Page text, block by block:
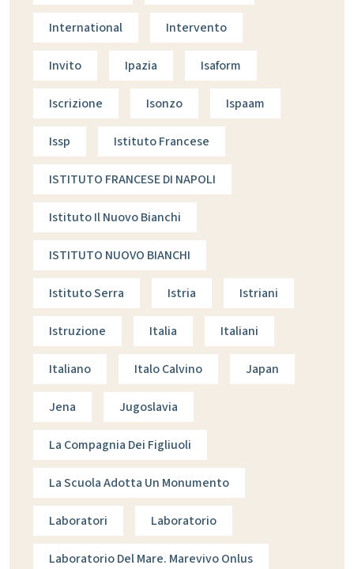
International Intervento
Invito Ipazia Isaform
Iscrizione Isonzo Ispaam
Issp Istituto Francese
ISTITUTO FRANCESE DI NAPOLI
Istituto Il Nuovo Bianchi
ISTITUTO NUOVO BIANCHI
Istituto Serra Istria Istriani
Istruzione Italia Italiani
Italiano Italo Calvino Japan
Jena Jugoslavia
La Compagnia Dei Figliuoli
La Scuola Adotta Un Monumento
Laboratori Laboratorio
Laboratorio Del Mare. Marevivo Onlus